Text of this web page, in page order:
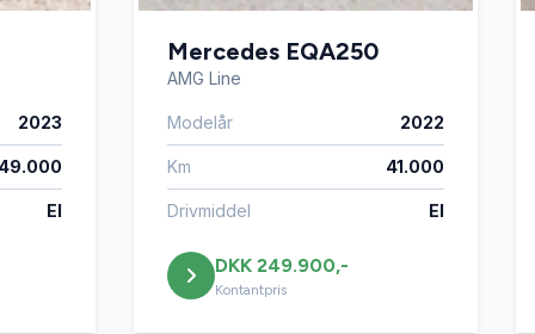
2023
El
Mercedes EQA250
AMG Line
Modelår 2022
Km 41.000
Drivmiddel El
DKK 249.900,-
Kontantpris